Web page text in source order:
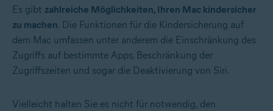
Es gibt zahlreiche Möglichkeiten, Ihren Mac kindersicher
zu machen. Die Funktionen für die Kindersicherung auf
dem Mac umfassen unter anderem die Einschränkung des
Zugriffs auf bestimmte Apps, Beschränkung der
Zugriffszeiten und sogar die Deaktivierung von Siri.
Vielleicht halten Sie es nicht für notwendig, den